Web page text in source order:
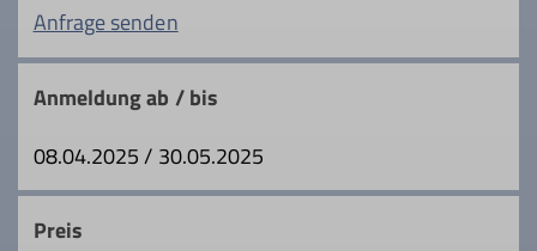
es auch einen Vorstand und regelmäßige
Treffen der Mitglieder, in denen zwanglos
die nötigen Dinge im Zusammenhang mit
den sportlichen Kletteraktivitäten
Kontakt aufnehmen
Anfrage senden
Anmeldung ab / bis
08.04.2025 / 30.05.2025
Preis